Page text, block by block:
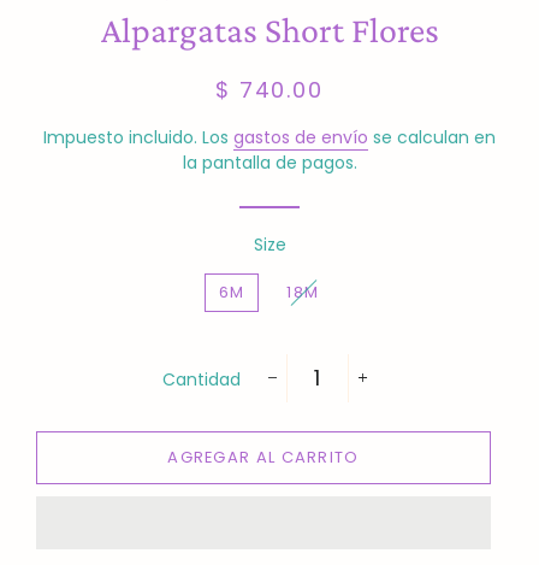
Alpargatas Short Flores
Precio
Precio
venta
$ 740.00
Impuesto incluido. Los gastos de envío se calculan en
la pantalla de pagos.
Size
6M 18M
Cantidad
AGREGAR AL CARRITO